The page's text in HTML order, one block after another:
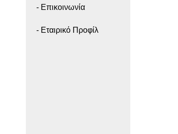
- Επικοινωνία
- Εταιρικό Προφίλ